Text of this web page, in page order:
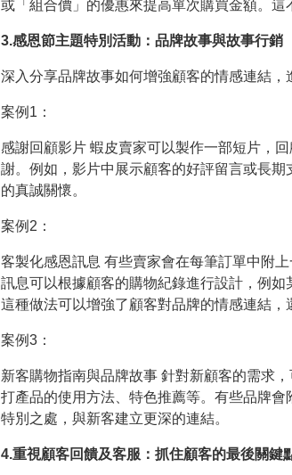
或「組合價」的優惠來提高單次購買金額。這
3.感恩節主題特別活動：品牌故事與故事行銷
深入分享品牌故事如何增強顧客的情感連結，
案例1：
感謝回顧影片 蝦皮賣家可以製作一部短片，
謝。例如，影片中展示顧客的好評留言或長
的真誠關懷。
案例2：
客製化感恩訊息 有些賣家會在每筆訂單中附
訊息可以根據顧客的購物紀錄進行設計，例如
這種做法可以增強了顧客對品牌的情感連結，
案例3：
新客購物指南與品牌故事 針對新顧客的需求
打產品的使用方法、特色推薦等。有些品牌
特別之處，與新客建立更深的連結。
4.重視顧客回饋及客服：抓住顧客的最後關鍵